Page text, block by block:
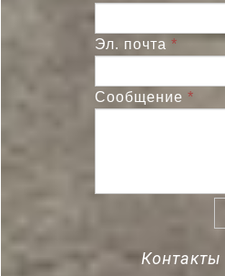
Эл. почта *
Сообщение *
Контакты